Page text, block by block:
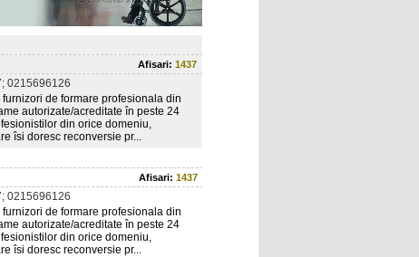
Afisari: 1437
0215696126
de formare profesionala din
autorizate/acreditate în peste 24
din orice domeniu,
îsi doresc reconversie pr...
Afisari: 1437
0215696126
de formare profesionala din
autorizate/acreditate în peste 24
din orice domeniu,
îsi doresc reconversie pr...